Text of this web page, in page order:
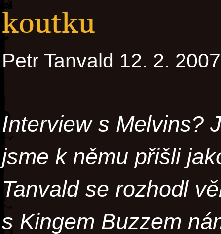
koutku
Petr Tanvald 12. 2. 2007
Interview s Melvins?
jsme k němu přišli
Tanvald se rozhodl
s Kingem Buzzem